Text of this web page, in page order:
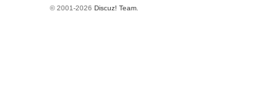
© 2001-2026 Discuz! Team